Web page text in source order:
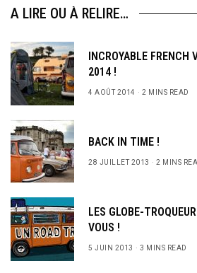
A LIRE OU À RELIRE…
INCROYABLE FRENCH
2014 !
4 AOÛT 2014 2 MINS READ
BACK IN TIME !
28 JUILLET 2013 2 MINS
LES GLOBE-
VOUS !
5 JUIN 2013 3 MINS READ